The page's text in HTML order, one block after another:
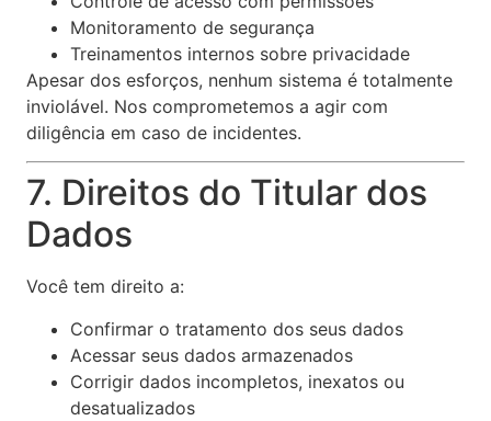
Monitoramento de segurança
Treinamentos internos sobre privacidade
Apesar dos esforços, nenhum sistema é totalmente
inviolável. Nos comprometemos a agir com
diligência em caso de incidentes.
7. Direitos do Titular dos
Dados
Você tem direito a:
Confirmar o tratamento dos seus dados
Acessar seus dados armazenados
Corrigir dados incompletos, inexatos ou
desatualizados